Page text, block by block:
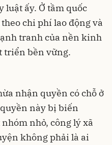
luật ấy. Ở tầm quốc
chi phí lao động và
tranh của nền kinh
triển bền vững.
nhận quyền có chỗ ở
này bị biến
nhỏ, công lý xã
không phải là ai